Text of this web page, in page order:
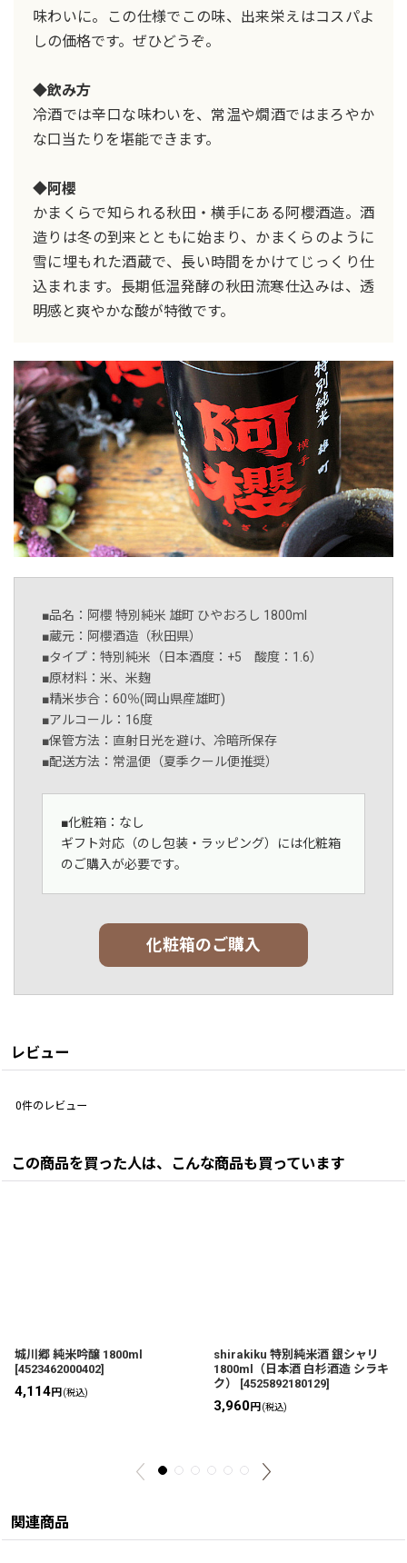
味わいに。この仕様でこの味、出来栄えはコスパよ
しの価格です。ぜひどうぞ。
◆飲み方
冷酒では辛口な味わいを、常温や燗酒ではまろやか
な口当たりを堪能できます。
◆阿櫻
かまくらで知られる秋田・横手にある阿櫻酒造。酒
造りは冬の到来とともに始まり、かまくらのように
雪に埋もれた酒蔵で、長い時間をかけてじっくり仕
込まれます。長期低温発酵の秋田流寒仕込みは、透
明感と爽やかな酸が特徴です。
■品名：阿櫻 特別純米 雄町 ひやおろし 1800ml
■蔵元：阿櫻酒造（秋田県）
■タイプ：特別純米（日本酒度：+5 酸度：1.6）
■原材料：米、米麹
■精米歩合：60％(岡山県産雄町)
■アルコール：16度
■保管方法：直射日光を避け、冷暗所保存
■配送方法：常温便（夏季クール便推奨）
■化粧箱：なし
ギフト対応（のし包装・ラッピング）には化粧箱
のご購入が必要です。
化粧箱のご購入
レビュー
0件のレビュー
この商品を買った人は、こんな商品も買っています
城川郷 純米吟醸 1800ml
[4523462000402]
4,114円(税込)
shirakiku 特別純米酒 銀シャリ
1800ml（日本酒 白杉酒造 シラキ
ク）
[4525892180129]
3,960円(税込)
関連商品